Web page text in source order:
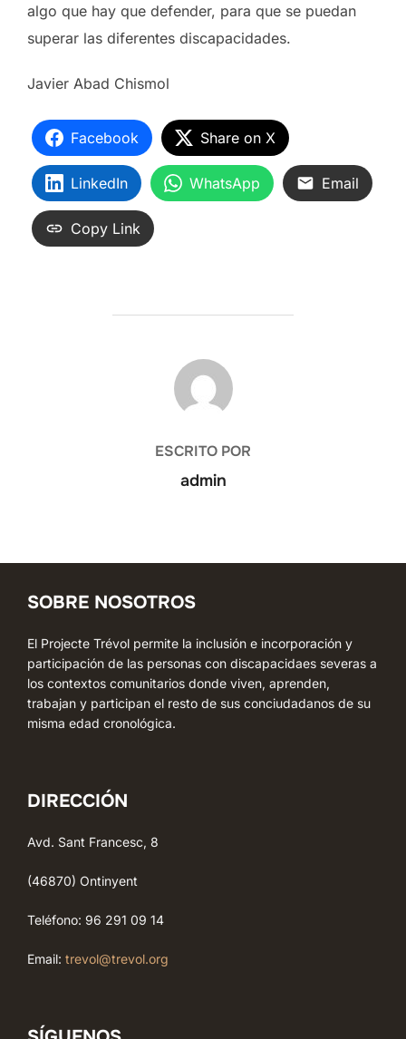
algo que hay que defender, para que se puedan
superar las diferentes discapacidades.
Javier Abad Chismol
Facebook Share on X
LinkedIn WhatsApp Email
Copy Link
AUTOR DE LA ENTRADA
ESCRITO POR
admin
SOBRE NOSOTROS
El Projecte Trévol permite la inclusión e incorporación y
participación de las personas con discapacidaes severas a
los contextos comunitarios donde viven, aprenden,
trabajan y participan el resto de sus conciudadanos de su
misma edad cronológica.
DIRECCIÓN
Avd. Sant Francesc, 8
(46870) Ontinyent
Teléfono: 96 291 09 14
Email: trevol@trevol.org